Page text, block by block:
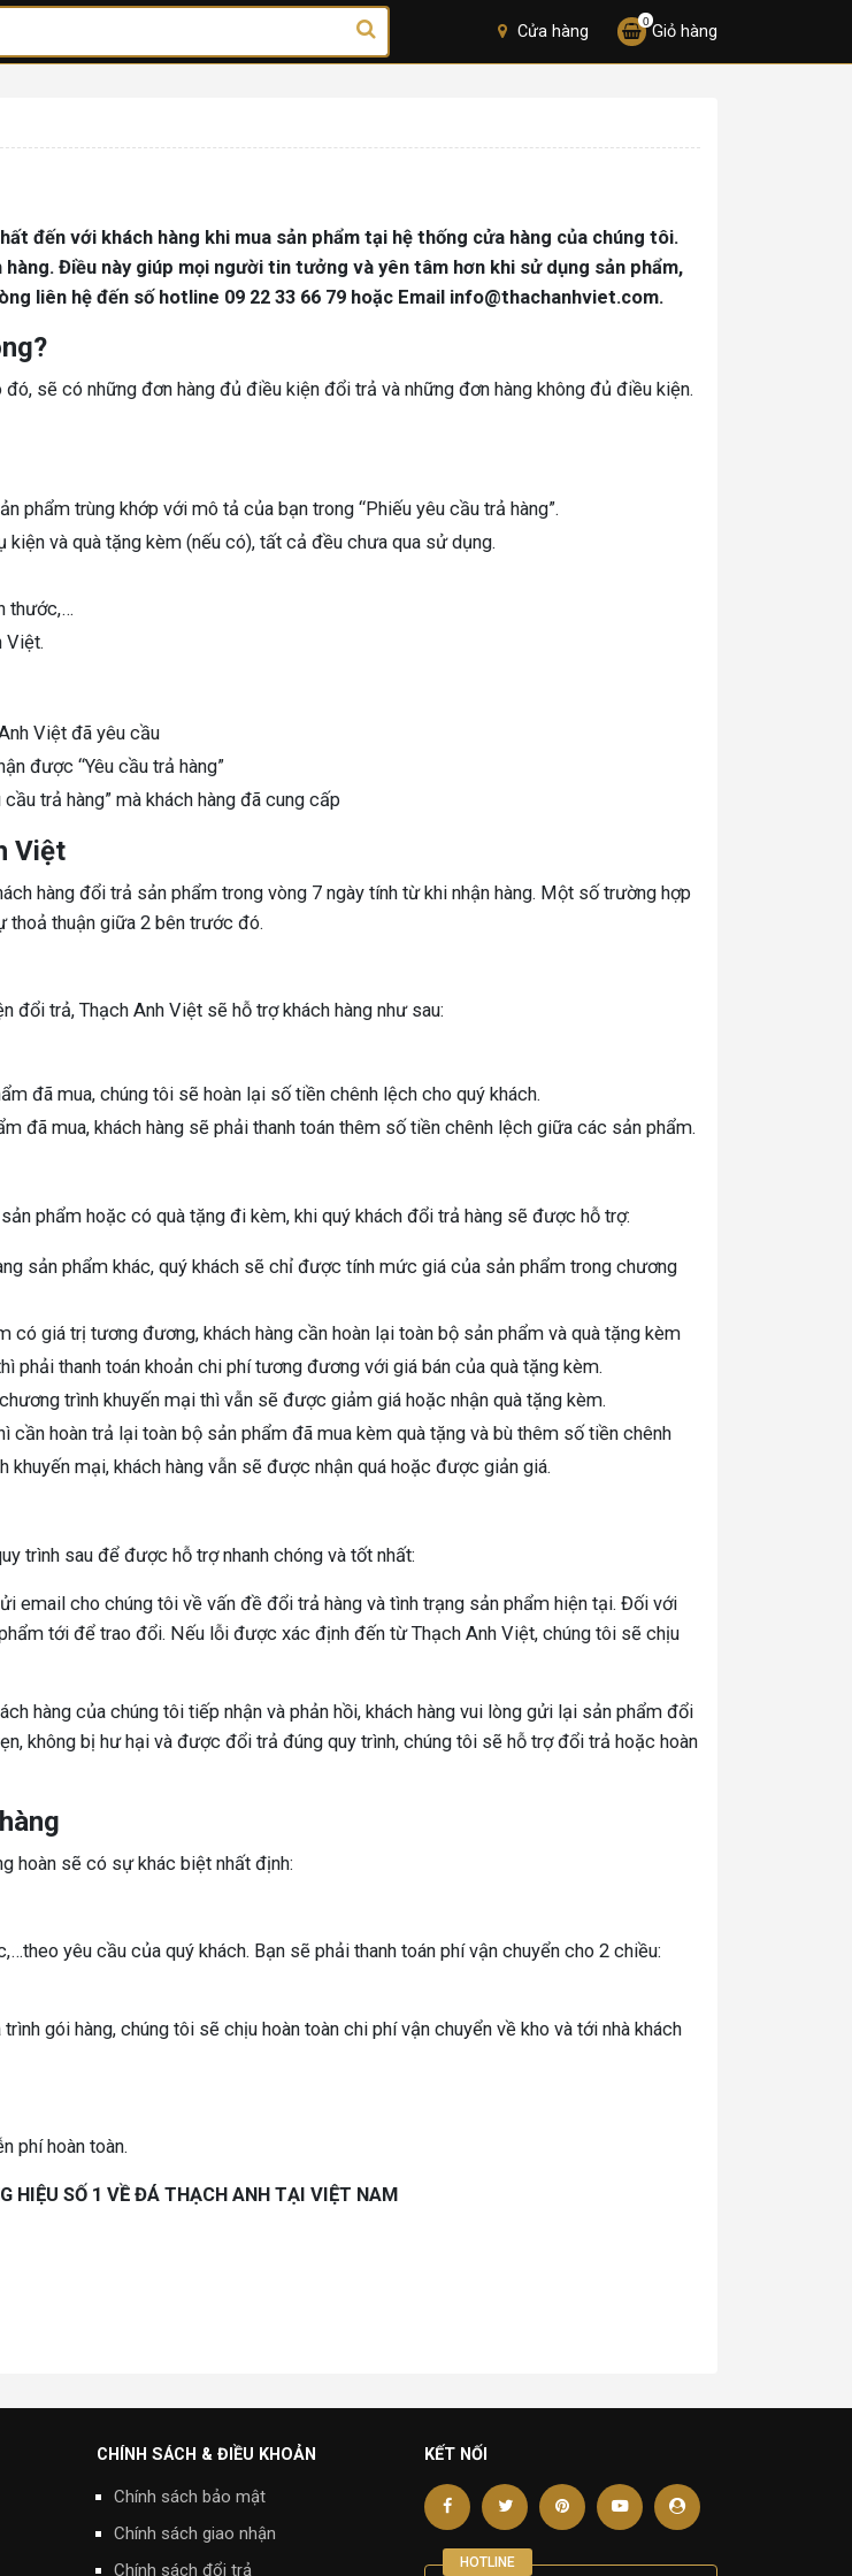
Cửa hàng Giỏ hàng
0
đến với khách hàng khi mua sản phẩm tại hệ thống cửa hàng của chúng tôi.
Điều này giúp mọi người tin tưởng và yên tâm hơn khi sử dụng sản phẩm,
liên hệ đến số hotline 09 22 33 66 79 hoặc Email info@thachanhviet.com.
sẽ có những đơn hàng đủ điều kiện đổi trả và những đơn hàng không đủ điều kiện.
phẩm trùng khớp với mô tả của bạn trong “Phiếu yêu cầu trả hàng”.
và quà tặng kèm (nếu có), tất cả đều chưa qua sử dụng.
thước,…
Việt.
Việt đã yêu cầu
được “Yêu cầu trả hàng”
trả hàng” mà khách hàng đã cung cấp
Việt
hàng đổi trả sản phẩm trong vòng 7 ngày tính từ khi nhận hàng. Một số trường hợp
thuận giữa 2 bên trước đó.
trả, Thạch Anh Việt sẽ hỗ trợ khách hàng như sau:
đã mua, chúng tôi sẽ hoàn lại số tiền chênh lệch cho quý khách.
đã mua, khách hàng sẽ phải thanh toán thêm số tiền chênh lệch giữa các sản phẩm.
phẩm hoặc có quà tặng đi kèm, khi quý khách đổi trả hàng sẽ được hỗ trợ:
sản phẩm khác, quý khách sẽ chỉ được tính mức giá của sản phẩm trong chương
giá trị tương đương, khách hàng cần hoàn lại toàn bộ sản phẩm và quà tặng kèm
phải thanh toán khoản chi phí tương đương với giá bán của quà tặng kèm.
trình khuyến mại thì vẫn sẽ được giảm giá hoặc nhận quà tặng kèm.
hoàn trả lại toàn bộ sản phẩm đã mua kèm quà tặng và bù thêm số tiền chênh
mại, khách hàng vẫn sẽ được nhận quá hoặc được giản giá.
trình sau để được hỗ trợ nhanh chóng và tốt nhất:
email cho chúng tôi về vấn đề đổi trả hàng và tình trạng sản phẩm hiện tại. Đối với
tới để trao đổi. Nếu lỗi được xác định đến từ Thạch Anh Việt, chúng tôi sẽ chịu
hàng của chúng tôi tiếp nhận và phản hồi, khách hàng vui lòng gửi lại sản phẩm đổi
không bị hư hại và được đổi trả đúng quy trình, chúng tôi sẽ hỗ trợ đổi trả hoặc hoàn
hoàn sẽ có sự khác biệt nhất định:
yêu cầu của quý khách. Bạn sẽ phải thanh toán phí vận chuyển cho 2 chiều:
gói hàng, chúng tôi sẽ chịu hoàn toàn chi phí vận chuyển về kho và tới nhà khách
phí hoàn toàn.
HIỆU SỐ 1 VỀ ĐÁ THẠCH ANH TẠI VIỆT NAM
CHÍNH SÁCH & ĐIỀU KHOẢN
Chính sách bảo mật
Chính sách giao nhận
Chính sách đổi trả
KẾT NỐI